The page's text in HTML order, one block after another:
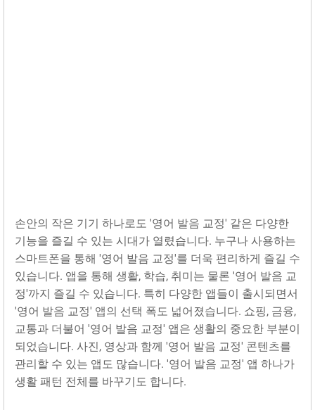
손안의 작은 기기 하나로도 '영어 발음 교정' 같은 다양한
기능을 즐길 수 있는 시대가 열렸습니다. 누구나 사용하는
스마트폰을 통해 '영어 발음 교정'를 더욱 편리하게 즐길 수
있습니다. 앱을 통해 생활, 학습, 취미는 물론 '영어 발음 교
정'까지 즐길 수 있습니다. 특히 다양한 앱들이 출시되면서
'영어 발음 교정' 앱의 선택 폭도 넓어졌습니다. 쇼핑, 금융,
교통과 더불어 '영어 발음 교정' 앱은 생활의 중요한 부분이
되었습니다. 사진, 영상과 함께 '영어 발음 교정' 콘텐츠를
관리할 수 있는 앱도 많습니다. '영어 발음 교정' 앱 하나가
생활 패턴 전체를 바꾸기도 합니다.